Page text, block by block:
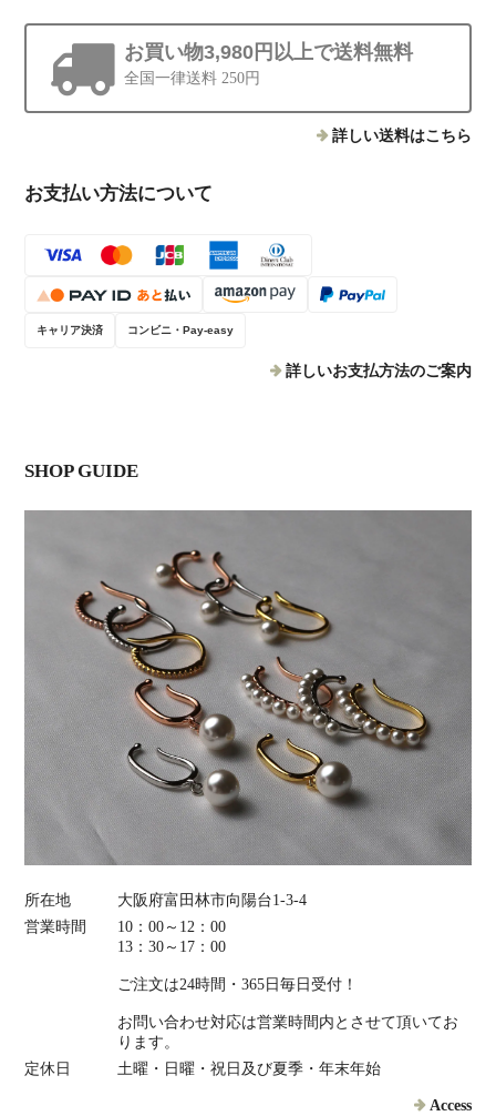
お買い物3,980円以上で送料無料
全国一律送料 250円
詳しい送料はこちら
お支払い方法について
キャリア決済 コンビニ・Pay-easy
詳しいお支払方法のご案内
SHOP GUIDE
所在地
大阪府富田林市向陽台1-3-4
営業時間
10：00～12：00
13：30～17：00
ご注文は24時間・365日毎日受付！
お問い合わせ対応は営業時間内とさせて頂いてお
ります。
定休日
土曜・日曜・祝日及び夏季・年末年始
Access